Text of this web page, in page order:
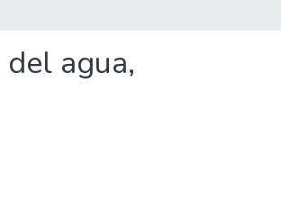
agua,